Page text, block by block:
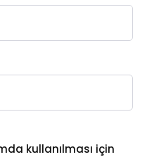
kullanılması için